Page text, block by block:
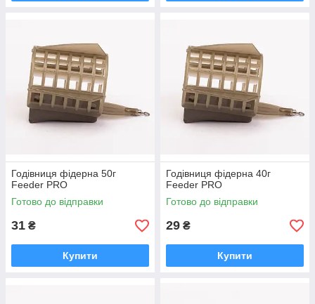
Годівниця фідерна 50г
Feeder PRO
Готово до відправки
31 ₴
Купити
Годівниця фідерна 40г
Feeder PRO
Готово до відправки
29 ₴
Купити